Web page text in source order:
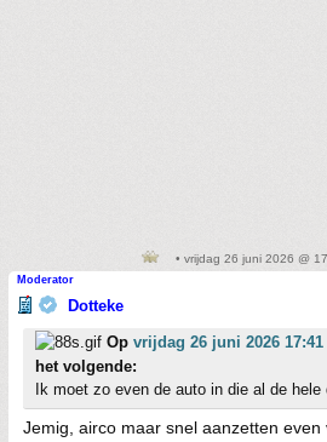
• vrijdag 26 juni 2026 @
Moderator
Dotteke
Op vrijdag 26 juni 2026 17:41
het volgende:
Ik moet zo even de auto in die al de
Jemig, airco maar snel aanzetten